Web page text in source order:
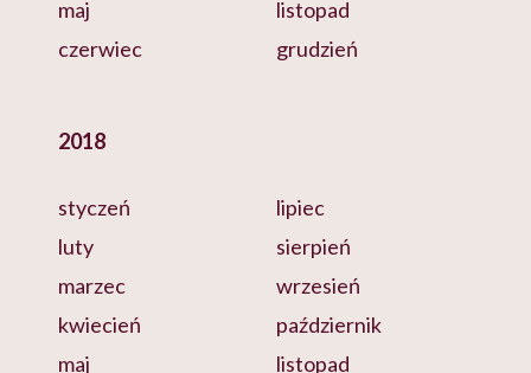
maj
czerwiec
listopad
grudzień
2018
styczeń
luty
marzec
kwiecień
maj
lipiec
sierpień
wrzesień
październik
listopad